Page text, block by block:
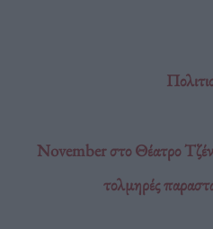
November στο Θέατρο
τολμηρές